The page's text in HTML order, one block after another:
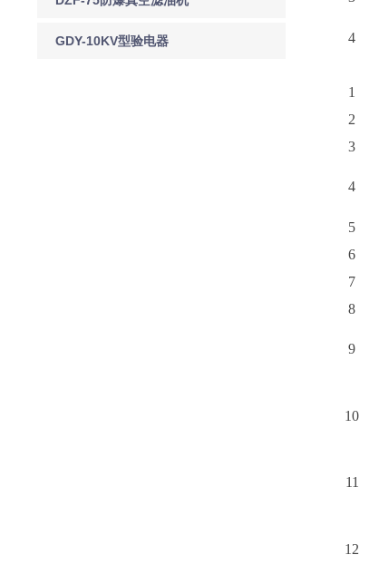
上海徐吉电气
GDY-10KV型验电器 4
1
2
3
4
5
6
7
8
9
10
11
12